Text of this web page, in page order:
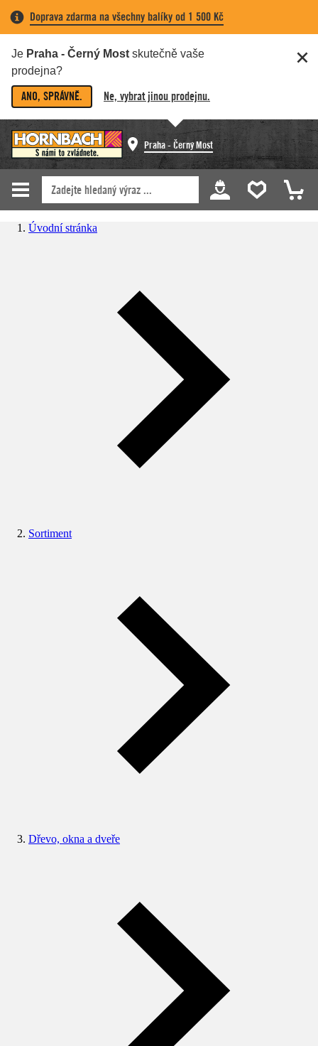
Doprava zdarma na všechny balíky od 1 500 Kč
Je Praha - Černý Most skutečně vaše
prodejna?
ANO, SPRÁVNĚ. Ne, vybrat jinou prodejnu.
Praha - Černý Most
Úvodní stránka
Sortiment
Dřevo, okna a dveře